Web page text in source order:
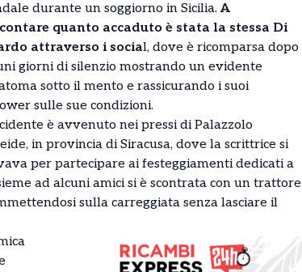
durante un soggiorno in Sicilia. A
quanto accaduto è stata la stessa Di
attraverso i social, dove è ricomparsa dopo
giorni di silenzio mostrando un evidente
sotto il mento e rassicurando i suoi
sulle sue condizioni.
è avvenuto nei pressi di Palazzolo
in provincia di Siracusa, dove la scrittrice si
per partecipare ai festeggiamenti dedicati a
ad alcuni amici si è scontrata con un trattore
sulla carreggiata senza lasciare il